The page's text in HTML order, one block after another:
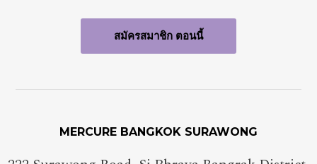
MERCURE BANGKOK SURAWONG